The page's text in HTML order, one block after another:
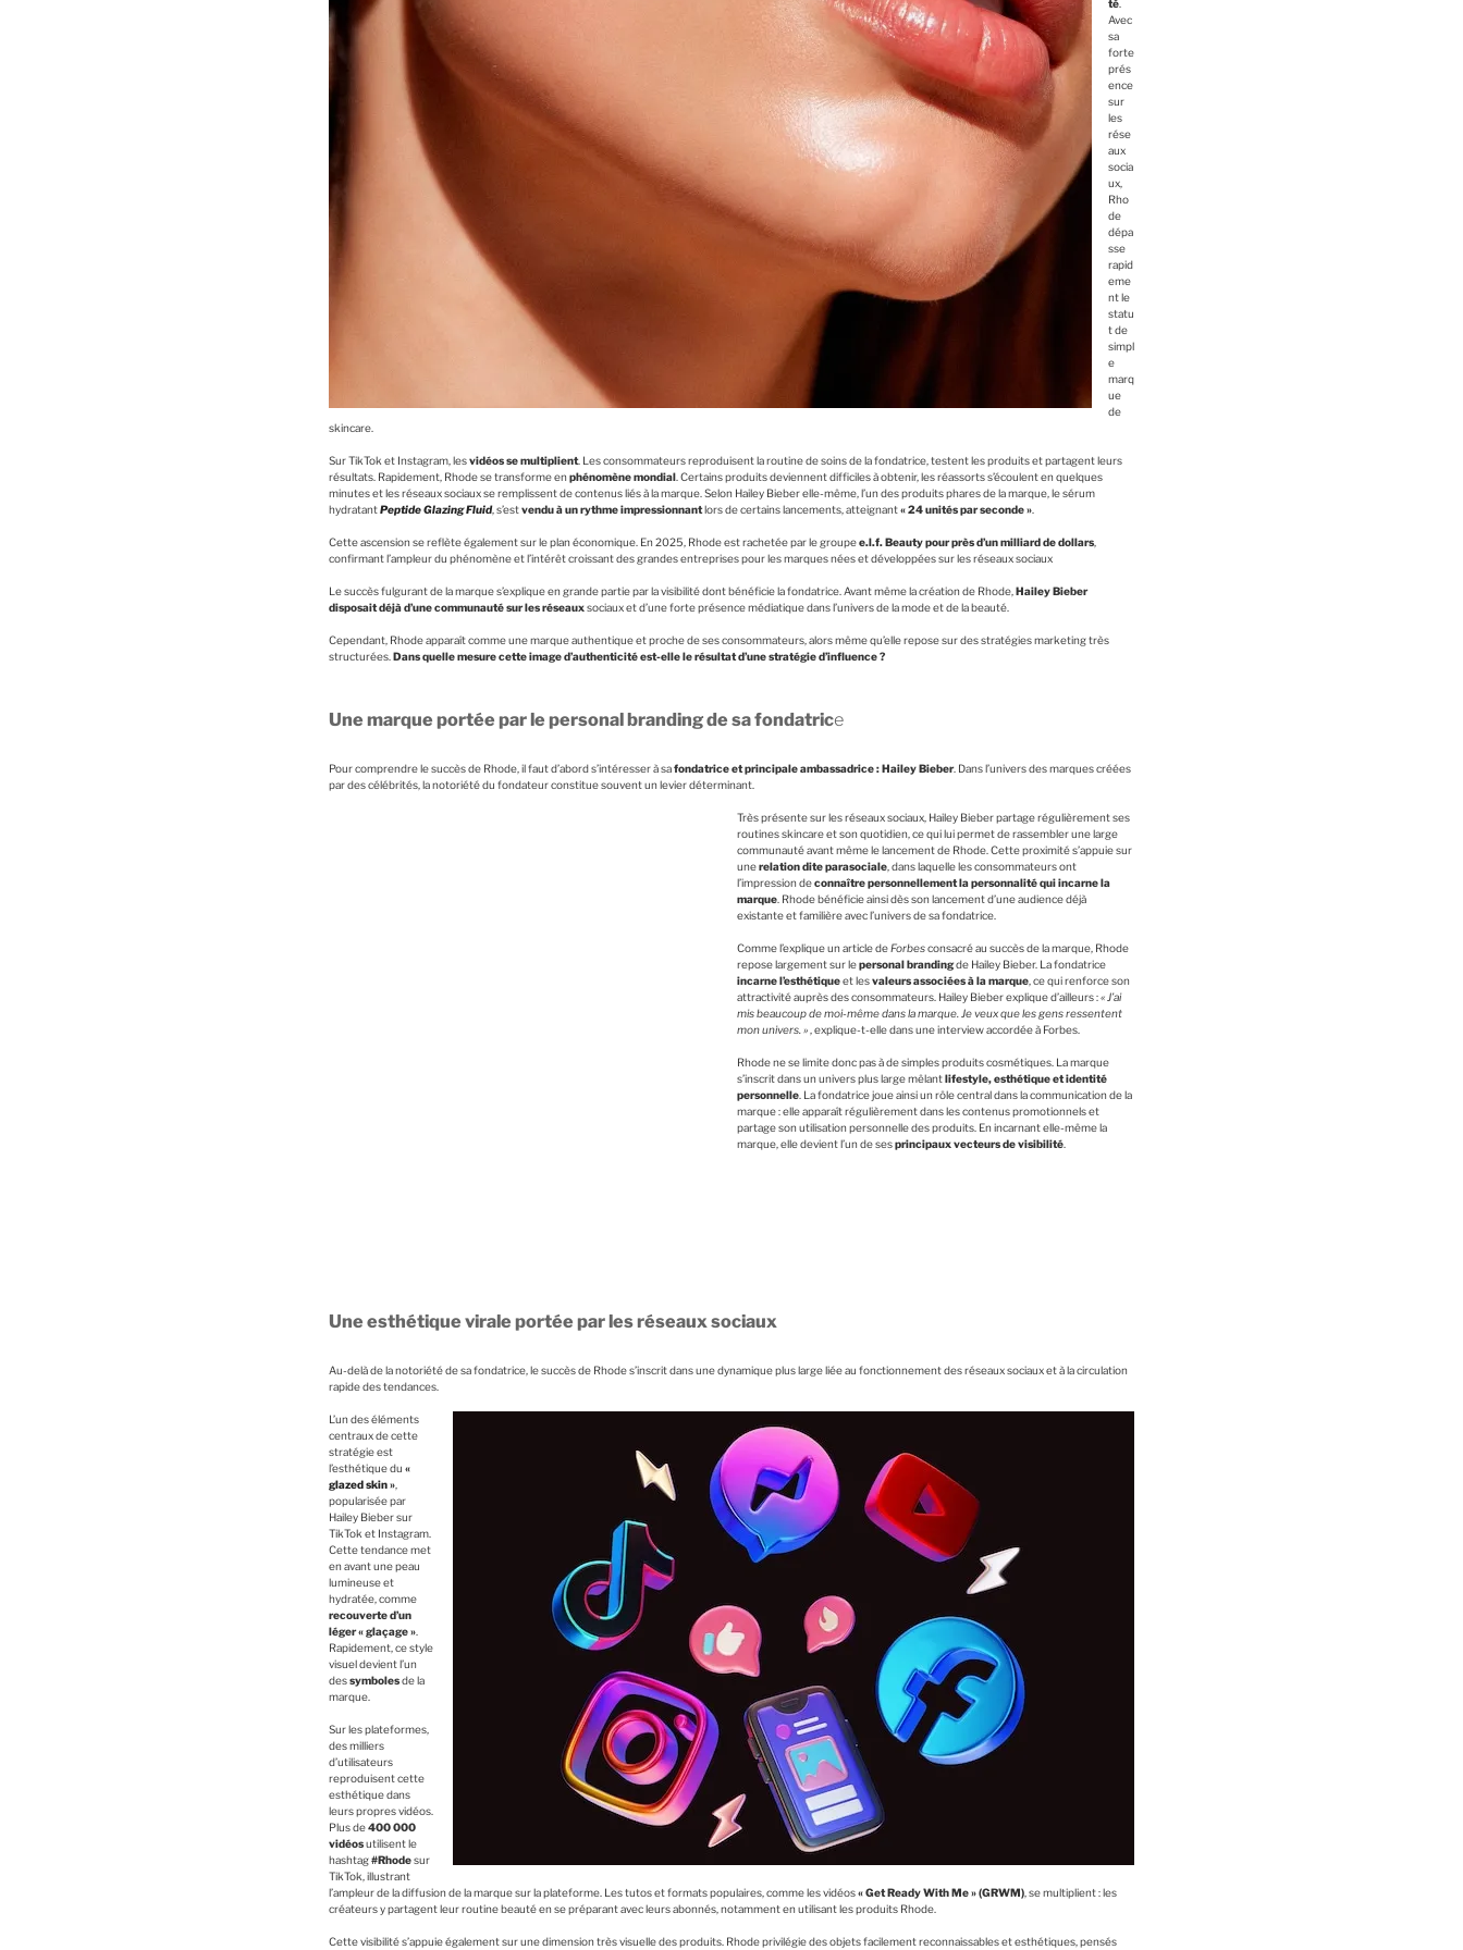
té
Avec
sa
forte
prés
ence
sur
les
rése
aux
socia
ux,
Rho
de
dépa
sse
rapid
eme
nt le
statu
t de
simpl
e
marq
ue
de
skincare.
Sur TikTok et Instagram, lesvidéos se multiplient. Les consommateurs reproduisent la routine de soins de la fondatrice, testent les produits et partagent leurs
résultats. Rapidement, Rhode se transforme enphénomène mondial . Certains produits deviennent difficiles à obtenir, les réassorts s’écoulent en quelques
minutes et les réseaux sociaux se remplissent de contenus liés à la marque. Selon Hailey Bieber elle-même, l’un des produits phares de la marque, le sérum
hydratantPeptide Glazing Fluid, s’estvendu à un rythme impressionnantlors de certains lancements, atteignant« 24 unités par seconde »
Cette ascension se reflète également sur le plan économique. En 2025, Rhode est rachetée par le groupee.l.f. Beautypour près d’un milliard de dollars,
confirmant l’ampleur du phénomène et l’intérêt croissant des grandes entreprises pour les marques nées et développées sur les réseaux sociaux
Le succès fulgurant de la marque s’explique en grande partie par la visibilité dont bénéficie la fondatrice. Avant même la création de Rhode, Hailey Bieber
disposait déjà d’une communauté sur les réseauxsociaux et d’une forte présence médiatique dans l’univers de la mode et de la beauté.
Cependant, Rhode apparaît comme une marque authentique et proche de ses consommateurs, alors même qu’elle repose sur des stratégies marketing très
structurées. Dans quelle mesure cette image d’authenticité est-elle le résultat d’une stratégie d’influence ?
Une marque portée par le personal branding de sa fondatrice
Pour comprendre le succès de Rhode, il faut d’abord s’intéresser à safondatrice et principale ambassadrice : Hailey Bieber. Dans l’univers des marques créées
par des célébrités, la notoriété du fondateur constitue souvent un levier déterminant.
Très présente sur les réseaux sociaux, Hailey Bieber partage régulièrement ses
routines skincare et son quotidien, ce qui lui permet de rassembler une large
communauté avant même le lancement de Rhode. Cette proximité s’appuie sur
unerelation dite parasociale, dans laquelle les consommateurs ont
l’impression deconnaître personnellement la personnalité qui incarne la
marque. Rhode bénéficie ainsi dès son lancement d’une audience déjà
existante et familière avec l’univers de sa fondatrice.
Comme l’explique un article deForbesconsacré au succès de la marque, Rhode
repose largement sur lepersonal brandingde Hailey Bieber. La fondatrice
incarne l’esthétiqueet lesvaleurs associées à la marque, ce qui renforce son
attractivité auprès des consommateurs. Hailey Bieber explique d’ailleurs :« J’ai
mis beaucoup de moi-même dans la marque. Je veux que les gens ressentent
mon univers. », explique-t-elle dans une interview accordée à Forbes.
Rhode ne se limite donc pas à de simples produits cosmétiques. La marque
s’inscrit dans un univers plus large mêlantlifestyle, esthétique et identité
personnelle. La fondatrice joue ainsi un rôle central dans la communication de la
marque : elle apparaît régulièrement dans les contenus promotionnels et
partage son utilisation personnelle des produits. En incarnant elle-même la
marque, elle devient l’un de sesprincipaux vecteurs de visibilité.
Une esthétique virale portée par les réseaux sociaux
Au-delà de la notoriété de sa fondatrice, le succès de Rhode s’inscrit dans une dynamique plus large liée au fonctionnement des réseaux sociaux et à la circulation
rapide des tendances.
L’un des éléments
centraux de cette
stratégie est
l’esthétique du «
glazed skin»
popularisée par
Hailey Bieber sur
TikTok et Instagram.
Cette tendance met
en avant une peau
lumineuse et
hydratée, comme
recouverte d’un
léger « glaçage »
Rapidement, ce style
visuel devient l’un
dessymbolesde la
marque.
Sur les plateformes,
des milliers
d’utilisateurs
reproduisent cette
esthétique dans
leurs propres vidéos.
Plus de400 000
vidéosutilisent le
hashtag#Rhodesur
TikTok, illustrant
l’ampleur de la diffusion de la marque sur la plateforme. Les tutos et formats populaires, comme les vidéos« Get Ready With Me » (GRWM) , se multiplient : les
créateurs y partagent leur routine beauté en se préparant avec leurs abonnés, notamment en utilisant les produits Rhode.
Cette visibilité s’appuie également sur une dimension très visuelle des produits. Rhode privilégie des objets facilement reconnaissables et esthétiques, pensés